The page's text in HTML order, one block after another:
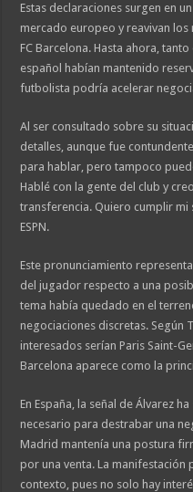
Estas declaraciones surgen en
mercado europeo y reavivan los
FC Barcelona. Hasta ahora,
español habían mantenido
futbolista podría acelerar
Al ser consultado sobre su
detalles, aunque fue
para hablar, pero tampoco
Hablé con la gente del club y
transferencia. Quiero cumplir mi
ESPN.
Este pronunciamiento
del jugador respecto a una
tema había quedado en el
negociaciones discretas. Según
interesados serían Paris Saint-
Barcelona aparece como la
En España, la señal de Álvarez
necesario para destrabar una
Madrid mantenía una postura
por una venta. La
contexto, pues no solo hay